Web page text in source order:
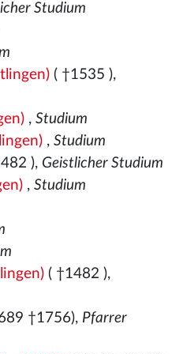
Studium
( †1535 ),
, Studium
, Studium
), Geistlicher Studium
, Studium
( †1482 ),
†1756), Pfarrer